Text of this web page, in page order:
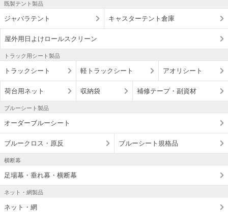
既製テント製品
ジャバラテント キャスターテント倉庫
屋外用日よけロールスクリーン
トラック用シート製品
トラックシート 軽トラックシート アオリシート
荷台用ネット 収納袋 補修テープ・副資材
ブルーシート製品
オーダーブルーシート
ブルークロス・原反 ブルーシート規格品
横断幕
足場幕・垂れ幕・横断幕
ネット・網製品
ネット・網